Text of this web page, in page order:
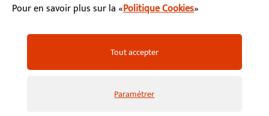
FacebookInstagram
YouTubeLinkedInCalaméo
Mentions légalesAccessibilité
Politiques de confidentialité
FAQ
Pour en savoir plus sur la «Politique Cookies»
Tout accepter
Paramétrer